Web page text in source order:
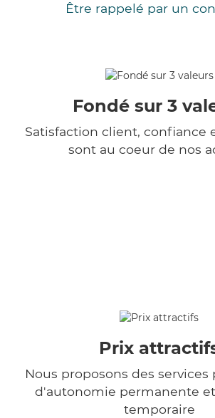
Être rappelé par un
Fondé sur 3
Satisfaction client, confiance
sont au coeur de nos
Prix
Nous proposons des services
d'autonomie permanente
temporaire